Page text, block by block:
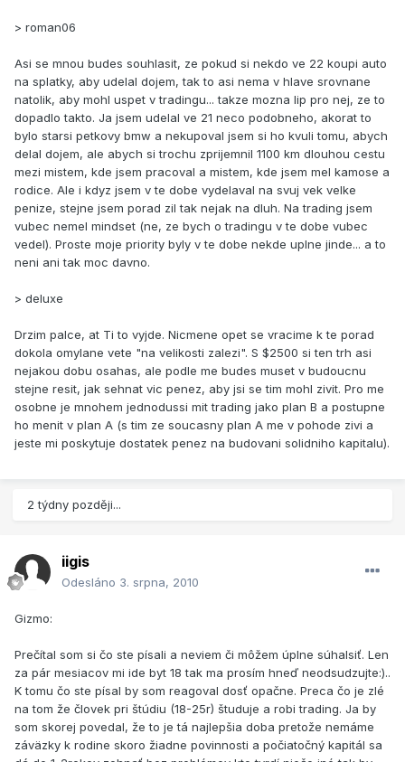
> roman06
Asi se mnou budes souhlasit, ze pokud si nekdo ve 22 koupi auto
na splatky, aby udelal dojem, tak to asi nema v hlave srovnane
natolik, aby mohl uspet v tradingu... takze mozna lip pro nej, ze to
dopadlo takto. Ja jsem udelal ve 21 neco podobneho, akorat to
bylo starsi petkovy bmw a nekupoval jsem si ho kvuli tomu, abych
delal dojem, ale abych si trochu zprijemnil 1100 km dlouhou cestu
mezi mistem, kde jsem pracoval a mistem, kde jsem mel kamose a
rodice. Ale i kdyz jsem v te dobe vydelaval na svuj vek velke
penize, stejne jsem porad zil tak nejak na dluh. Na trading jsem
vubec nemel mindset (ne, ze bych o tradingu v te dobe vubec
vedel). Proste moje priority byly v te dobe nekde uplne jinde... a to
neni ani tak moc davno.
> deluxe
Drzim palce, at Ti to vyjde. Nicmene opet se vracime k te porad
dokola omylane vete "na velikosti zalezi". S $2500 si ten trh asi
nejakou dobu osahas, ale podle me budes muset v budoucnu
stejne resit, jak sehnat vic penez, aby jsi se tim mohl zivit. Pro me
osobne je mnohem jednodussi mit trading jako plan B a postupne
ho menit v plan A (s tim ze soucasny plan A me v pohode zivi a
jeste mi poskytuje dostatek penez na budovani solidniho kapitalu).
2 týdny později...
iigis
Odesláno 3. srpna, 2010
Gizmo:
Prečítal som si čo ste písali a neviem či môžem úplne súhalsiť. Len
za pár mesiacov mi ide byt 18 tak ma prosím hneď neodsudzujte:)..
K tomu čo ste písal by som reagoval dosť opačne. Preca čo je zlé
na tom že človek pri štúdiu (18-25r) študuje a robi trading. Ja by
som skorej povedal, že to je tá najlepšia doba pretože nemáme
záväzky k rodine skoro žiadne povinnosti a počiatočný kapitál sa